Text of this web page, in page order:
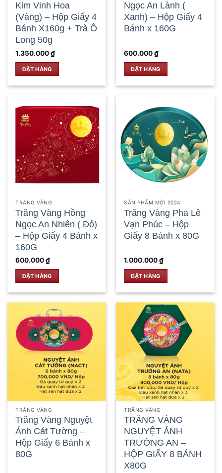
Kim Vinh Hoa
(Vàng) – Hộp Giấy 4
Bánh X160g + Trà Ô
Long 50g
1.350.000₫
ĐẶT HÀNG
Ngọc An Lành (
Xanh) – Hộp Giấy 4
Bánh x 160G
600.000₫
ĐẶT HÀNG
TRĂNG VÀNG
Trăng Vàng Hồng
Ngọc An Nhiên ( Đỏ)
– Hộp Giấy 4 Bánh x
160G
600.000₫
ĐẶT HÀNG
SẢN PHẨM MỚI 2024
Trăng Vàng Pha Lê
Vạn Phúc – Hộp
Giấy 8 Bánh x 80G
1.000.000₫
ĐẶT HÀNG
TRĂNG VÀNG
Trăng Vàng Nguyệt
Ánh Cát Tường –
Hộp Giấy 6 Bánh x
80G
TRĂNG VÀNG
TRĂNG VÀNG
NGUYỆT ÁNH
TRƯỜNG AN –
HỘP GIẤY 8 BÁNH
X80G